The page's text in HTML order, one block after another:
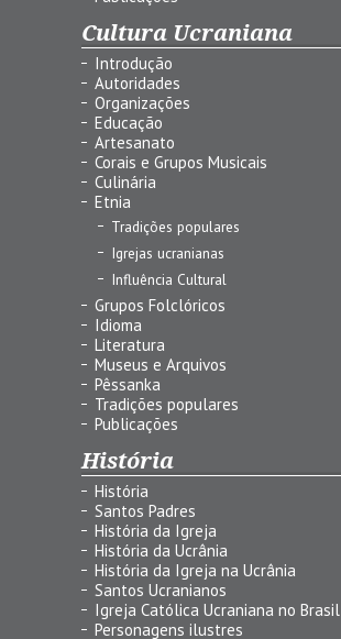
Cultura Ucraniana
Introdução
Autoridades
Organizações
Educação
Artesanato
Corais e Grupos Musicais
Culinária
Etnia
Tradições populares
Igrejas ucranianas
Influência Cultural
Grupos Folclóricos
Idioma
Literatura
Museus e Arquivos
Pêssanka
Tradições populares
Publicações
História
História
Santos Padres
História da Igreja
História da Ucrânia
História da Igreja na Ucrânia
Santos Ucranianos
Igreja Católica Ucraniana no Brasil
Personagens ilustres